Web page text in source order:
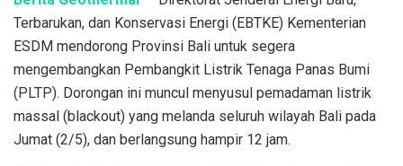
Terbarukan, dan Konservasi Energi (EBTKE) Kementerian
ESDM mendorong Provinsi Bali untuk segera
mengembangkan Pembangkit Listrik Tenaga Panas Bumi
(PLTP). Dorongan ini muncul menyusul pemadaman listrik
massal (blackout) yang melanda seluruh wilayah Bali pada
Jumat (2/5), dan berlangsung hampir 12 jam.